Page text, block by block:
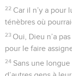
22 Car il n’y a pour
ténèbres où
23 Oui, Dieu n’a
pour le faire
24 Sans une